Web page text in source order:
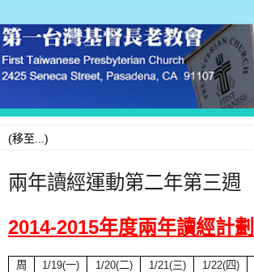
兩年讀經運動第二年第三週
2014-2015年度兩年讀經計劃
周
1/19(一) 1/20(二) 1/21(三) 1/22(四)